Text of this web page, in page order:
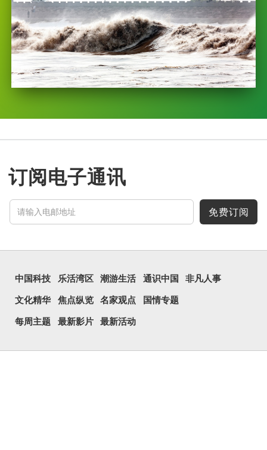
订阅电子通讯
免费订阅
中国科技 乐活湾区 潮游生活 通识中国 非凡人事
文化精华 焦点纵览 名家观点 国情专题
每周主题 最新影片 最新活动